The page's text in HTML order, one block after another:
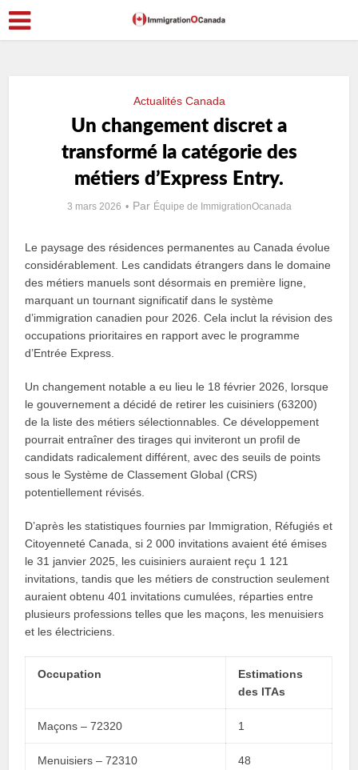
Actualités Canada
Un changement discret a
transformé la catégorie des
métiers d’Express Entry.
3 mars 2026 Par Équipe de ImmigrationOcanada
Le paysage des résidences permanentes au Canada évolue
considérablement. Les candidats étrangers dans le domaine
des métiers manuels sont désormais en première ligne,
marquant un tournant significatif dans le système
d’immigration canadien pour 2026. Cela inclut la révision des
occupations prioritaires en rapport avec le programme
d’Entrée Express.
Un changement notable a eu lieu le 18 février 2026, lorsque
le gouvernement a décidé de retirer les cuisiniers (63200)
de la liste des métiers sélectionnables. Ce développement
pourrait entraîner des tirages qui inviteront un profil de
candidats radicalement différent, avec des seuils de points
sous le Système de Classement Global (CRS)
potentiellement révisés.
D’après les statistiques fournies par Immigration, Réfugiés et
Citoyenneté Canada, si 2 000 invitations avaient été émises
le 31 janvier 2025, les cuisiniers auraient reçu 1 121
invitations, tandis que les métiers de construction seulement
auraient obtenu 401 invitations cumulées, réparties entre
plusieurs professions telles que les maçons, les menuisiers
et les électriciens.
Occupation
Estimations
des ITAs
Maçons – 72320 1
Menuisiers – 72310 48